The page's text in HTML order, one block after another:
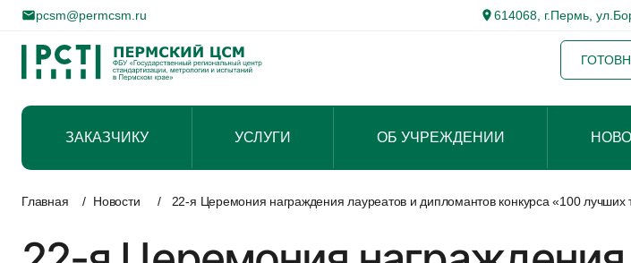
pcsm@permcsm.ru 614068, г.Пермь,
ЗАКАЗЧИКУ УСЛУГИ ОБ УЧРЕЖДЕНИИ
Главная / Новости / 22-я Церемония награждения лауреатов и дипломантов конкурса «100 лучших